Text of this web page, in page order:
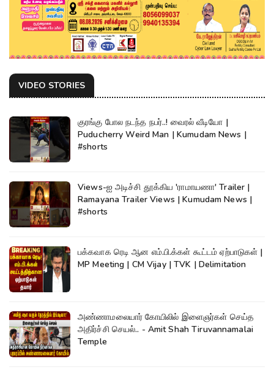
VIDEO STORIES
குரங்கு போல நடந்த நபர்..! வைரல் வீடியோ |
Puducherry Weird Man | Kumudam News |
#shorts
Views-ஐ அடிச்சி தூக்கிய 'ராமாயணா' Trailer |
Ramayana Trailer Views | Kumudam News |
#shorts
பக்கவாக ரெடி ஆன எம்.பி.க்கள் கூட்டம் ஏற்பாடுகள் |
MP Meeting | CM Vijay | TVK | Delimitation
அண்ணாமலையார் கோயிலில் இளைஞர்கள் செய்த
அதிர்ச்சி செயல்.. - Amit Shah Tiruvannamalai
Temple